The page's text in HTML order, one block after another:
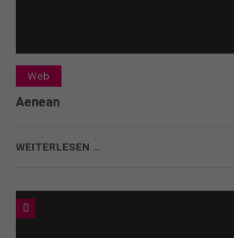
Web
Aenean
WEITERLESEN …
0